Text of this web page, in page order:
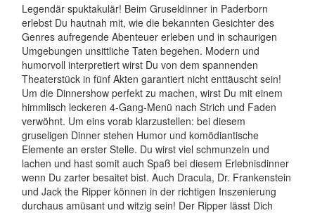
Legendär spuktakulär! Beim Gruseldinner in Paderborn
erlebst Du hautnah mit, wie die bekannten Gesichter des
Genres aufregende Abenteuer erleben und in schaurigen
Umgebungen unsittliche Taten begehen. Modern und
humorvoll interpretiert wirst Du von dem spannenden
Theaterstück in fünf Akten garantiert nicht enttäuscht sein!
Um die Dinnershow perfekt zu machen, wirst Du mit einem
himmlisch leckeren 4-Gang-Menü nach Strich und Faden
verwöhnt. Um eins vorab klarzustellen: bei diesem
gruseligen Dinner stehen Humor und komödiantische
Elemente an erster Stelle. Du wirst viel schmunzeln und
lachen und hast somit auch Spaß bei diesem Erlebnisdinner
wenn Du zarter besaitet bist. Auch Dracula, Dr. Frankenstein
und Jack the Ripper können in der richtigen Inszenierung
durchaus amüsant und witzig sein! Der Ripper lässt Dich